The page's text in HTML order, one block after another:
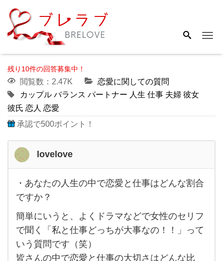
残り10件の回答募集中！
閲覧数：2.47K
恋愛に関しての質問
カップル バランス パートナー 人生 仕事 夫婦 彼女
彼氏 恋人 恋愛
承認で500ポイント！
lovelove
・あ
な
た
の人
生の
・あなたの人生の中で恋愛と仕事はどんな割合
ですか？
簡単にいうと、よくドラマなどで女性のセリフ
で聞く「私と仕事どっちが大事なの！！」って
いう質問です（笑）
皆さんの中で恋愛と仕事の大切さはどんな比